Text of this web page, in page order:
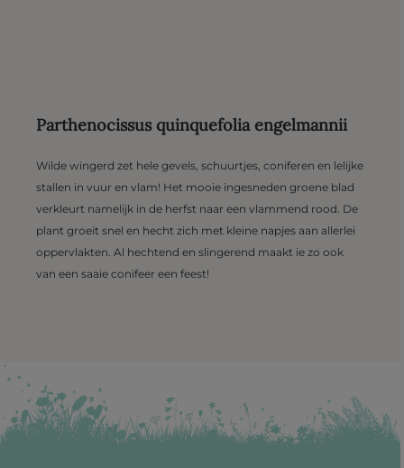
Parthenocissus quinquefolia engelmannii
Wilde wingerd zet hele gevels, schuurtjes, coniferen en lelijke
stallen in vuur en vlam! Het mooie ingesneden groene blad
verkleurt namelijk in de herfst naar een vlammend rood. De
plant groeit snel en hecht zich met kleine napjes aan allerlei
oppervlakten. Al hechtend en slingerend maakt ie zo ook
van een saaie conifeer een feest!